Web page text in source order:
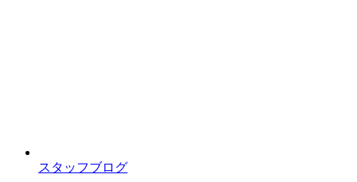
スタッフブログ